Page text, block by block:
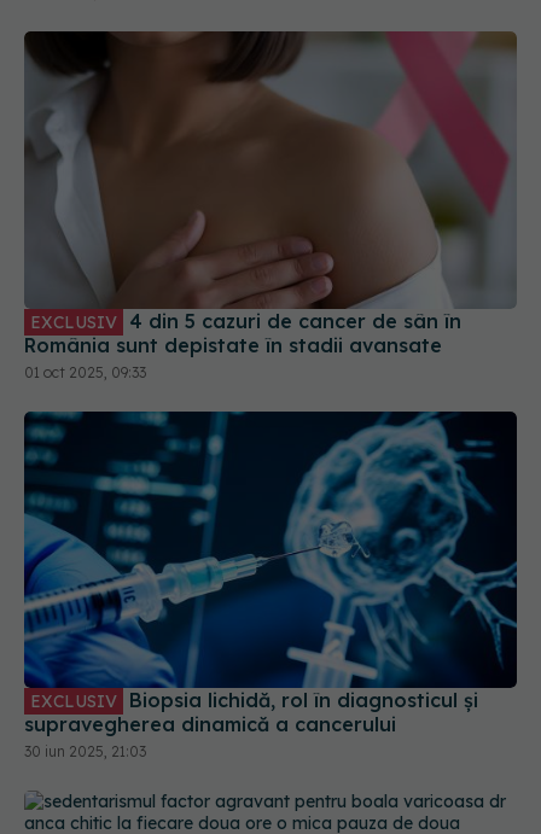
EXCLUSIV
România sunt depistate în stadii avansate
01 oct 2025, 09:33
EXCLUSIV
supravegherea dinamică a cancerului
30 iun 2025, 21:03